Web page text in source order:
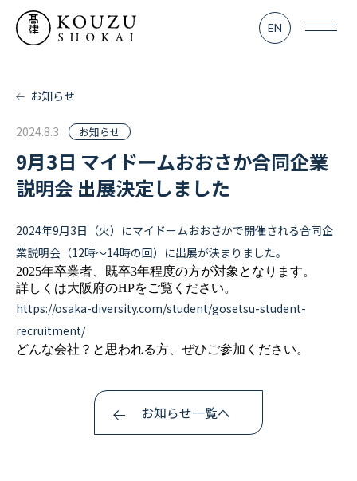
EN
業務内容
- KOUZU LAB
- MATSURI
実績紹介
RENTAL
レンタル部門
会社概要
お知らせ
2024.8.3 お知らせ
9月3日 マイドームおおさか合同企業
説明会 出展決定しました
2024年9月3日（火）にマイドームおおさかで開催される合同企
業説明会（12時～14時の回）に出展が決まりました。
2025年卒業者、既卒3年程度の方が対象となります。
詳しくは大阪府のHPをご覧ください。
https://osaka-diversity.com/student/gosetsu-student-
recruitment/
どんな会社？と思われる方、ぜひご参加ください。
お知らせ一覧へ